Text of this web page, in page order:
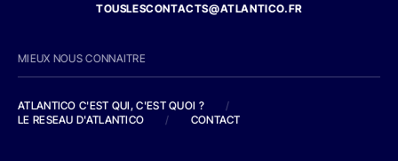
TOUSLESCONTACTS@ATLANTICO.FR
MIEUX NOUS CONNAITRE
ATLANTICO C'EST QUI, C'EST QUOI ?
/
LE RESEAU D'ATLANTICO
/ CONTACT